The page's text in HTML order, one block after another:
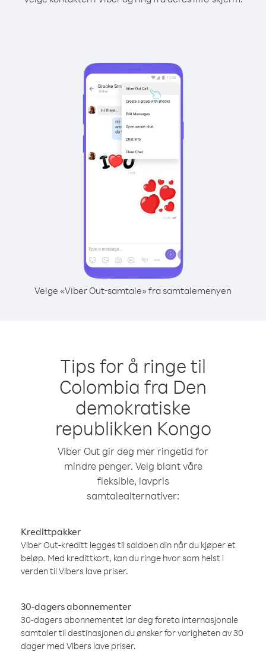
Velge «Viber Out-samtale» fra samtalemenyen
Tips for å ringe til
Colombia fra Den
demokratiske
republikken Kongo
Viber Out gir deg mer ringetid for
mindre penger. Velg blant våre
fleksible, lavpris
samtalealternativer:
Kredittpakker
Viber Out-kreditt legges til saldoen din når du kjøper et
beløp. Med kredittkort, kan du ringe hvor som helst i
verden til Vibers lave priser.
30-dagers abonnementer
30-dagers abonnementet lar deg foreta internasjonale
samtaler til destinasjonen du ønsker for varigheten av 30
dager med Vibers lave priser.